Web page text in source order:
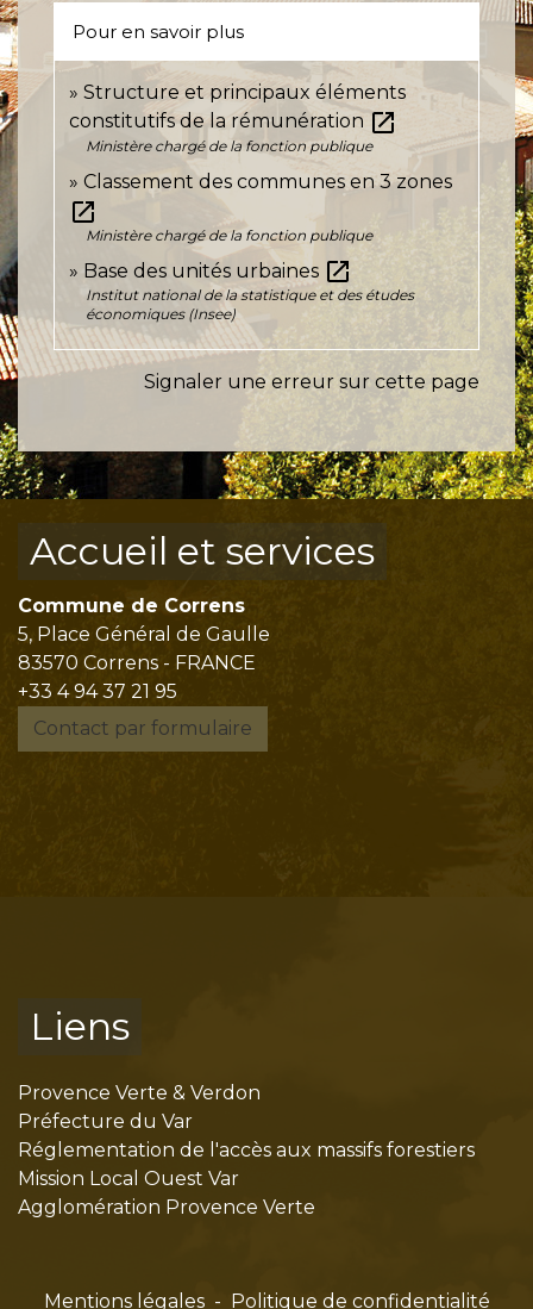
Pour en savoir plus
Structure et principaux éléments
constitutifs de la rémunération open_in_new
Ministère chargé de la fonction publique
Classement des communes en 3 zones
open_in_new
Ministère chargé de la fonction publique
Base des unités urbaines open_in_new
Institut national de la statistique et des études
économiques (Insee)
Signaler une erreur sur cette page
Accueil et services
Commune de Correns
5, Place Général de Gaulle
83570 Correns - FRANCE
+33 4 94 37 21 95
Contact par formulaire
Liens
Provence Verte & Verdon
Préfecture du Var
Réglementation de l'accès aux massifs forestiers
Mission Local Ouest Var
Agglomération Provence Verte
Mentions légales - Politique de confidentialité